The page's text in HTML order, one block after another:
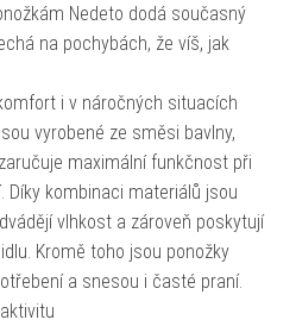
Nedeto dodá současný
na pochybách, že víš, jak
i v náročných situacích
vyrobené ze směsi bavlny,
maximální funkčnost při
Díky kombinaci materiálů jsou
vlhkost a zároveň poskytují
Kromě toho jsou ponožky
a snesou i časté praní.